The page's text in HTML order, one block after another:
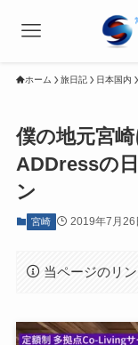
ホーム 旅日記 日本国内
僕の地元宮
ADDressの
ン
宮崎 2019年7月26
当ページのリ